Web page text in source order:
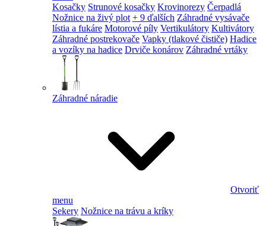
Kosačky Strunové kosačky Krovinorezy Čerpadlá
Nožnice na živý plot + 9 ďalších Záhradné vysávače
lístia a fukáre Motorové píly Vertikulátory Kultivátory
Záhradné postrekovače Vapky (tlakové čističe) Hadice
a vozíky na hadice Drviče konárov Záhradné vrtáky
Záhradné náradie
Otvoriť
menu
Sekery Nožnice na trávu a kríky